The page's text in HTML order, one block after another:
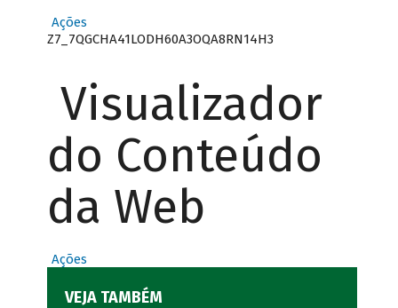
Ações
Z7_7QGCHA41LODH60A3OQA8RN14H3
Visualizador
do Conteúdo
da Web
Ações
VEJA TAMBÉM